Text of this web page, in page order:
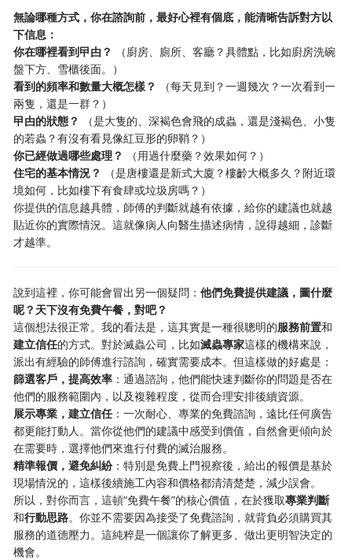
無論哪種方式，你在諮詢前，最好心裡有個底，能清晰告訴對方以
下信息：
你在哪裡看到曱甴？
​ （廚房、廁所、客廳？具體點，比如廚房洗碗
盤下方、雪櫃後面。）
看到的頻率和數量大概怎樣？
​ （每天見到？一週幾次？一次看到一
兩隻，還是一群？）
曱甴的狀態？
​ （是大隻的、深褐色會飛的成蟲，還是淺褐色、小隻
的若蟲？有沒有看見像紅豆形的卵鞘？）
你已經做過哪些處理？
​ （用過什麼藥？效果如何？）
住宅的基本情況？
​ （是唐樓還是新式大廈？樓齡大概多久？附近環
境如何，比如樓下有食肆或垃圾房嗎？）
你提供的信息越具體，師傅的判斷就越有依據，給你的建議也就越
貼近你的實際情況。這就像病人向醫生描述病情，說得越細，診斷
才越準。
說到這裡，你可能會冒出另一個疑問：他們免費提供建議，圖什麼
呢？天下沒有免費午餐，對吧？
這個想法很正常。我的看法是，這其實是一種很聰明的服務前置和
建立信任的方式。對於滅蟲公司，比如滅蟲專家這樣的機構來說，
派出有經驗的師傅進行諮詢，確實需要成本。但這樣做的好處是：
篩選客戶，提高效率 ：通過諮詢，他們能快速判斷你的問題是否在
他們的服務範圍內，以及複雜程度，從而合理安排後續資源。
展示專業，建立信任 ：一次耐心、專業的免費諮詢，遠比任何廣告
都更能打動人。當你從他們的建議中感受到價值，自然會更傾向於
在需要時，選擇他們來進行付費的滅治服務。
精準報價，避免糾紛 ：特別是免費上門視察後，給出的報價是基於
現場情況的，這樣後續施工內容和價格都清清楚楚，減少誤會。
所以，對你而言，這頓“免費午餐”的核心價值，在於獲取專業判斷
和行動思路。你並不需要因為接受了免費諮詢，就背負必須購買其
服務的道德壓力。這純粹是一個讓你了解更多、做出更明智決定的
機會。